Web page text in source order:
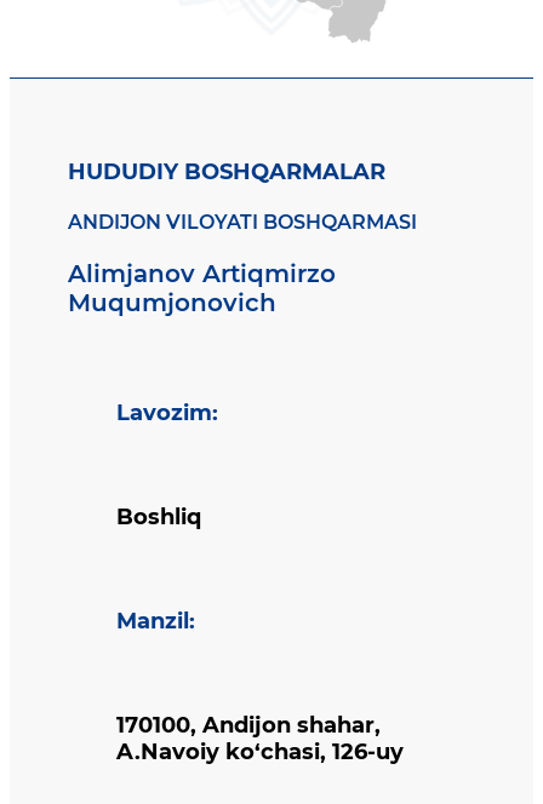
HUDUDIY BOSHQARMALAR
ANDIJON VILOYATI BOSHQARMASI
Alimjanov Artiqmirzo
Muqumjonovich
Lavozim:
Boshliq
Manzil :
170100, Andijon shahar,
A.Navoiy ko‘chasi, 126-uy